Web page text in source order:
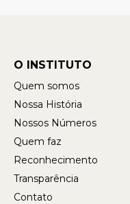
O INSTITUTO
Quem somos
Nossa História
Nossos Números
Quem faz
Reconhecimento
Transparência
Contato